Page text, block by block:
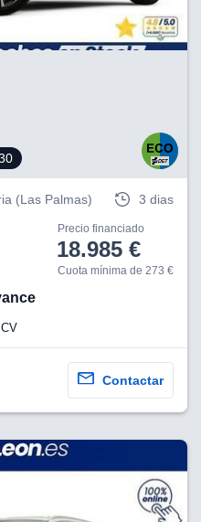
(Las Palmas) 3 dias
Precio financiado
18.985 €
Cuota mínima de 273 €
Contactar